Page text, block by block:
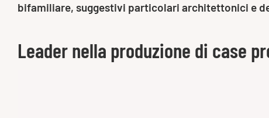
bifamiliare, suggestivi particolari architettonici e
Leader nella produzione di case